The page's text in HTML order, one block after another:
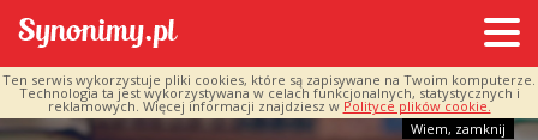
Ten serwis wykorzystuje pliki cookies, które są zapisywane na Twoim komputerze.
Technologia ta jest wykorzystywana w celach funkcjonalnych, statystycznych i
reklamowych. Więcej informacji znajdziesz w Polityce plików cookie.
Wiem, zamknij